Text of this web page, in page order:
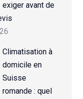
exiger avant de
Climatisation à
domicile en
Suisse
romande : quel